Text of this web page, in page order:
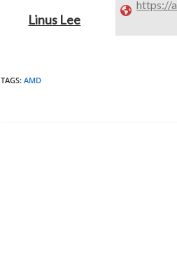
Linus Lee
https://
TAGS: AMD